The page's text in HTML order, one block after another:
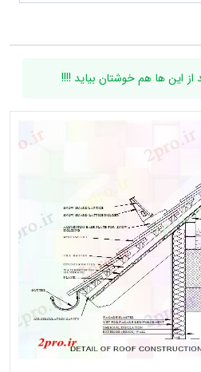
این ها هم خوشتان بیاید !!!!